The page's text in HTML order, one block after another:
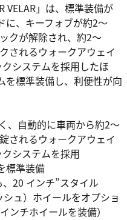
VELAR」は、標準装備が
に、キーフォブが約2～
クが解除され、約2～
されるウォークアウェイ
システムを採用したほ
を標準装備し、利便性が向
、自動的に車両から約2～
されるウォークアウェイ
システムを採用
標準装備
20 インチ”スタイル
ュ）ホイールをオプショ
ンチホイールを装備）